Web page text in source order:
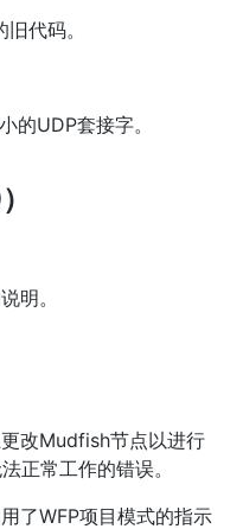
代码。
的UDP套接字。
明。
改Mudfish节点以进行
正常工作的错误。
了WFP项目模式的指示